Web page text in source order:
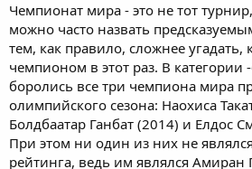
Чемпионат мира - это не тот
можно часто назвать
тем, как правило, сложнее угадать,
чемпионом в этот раз. В категории -
боролись все три чемпиона мира
олимпийского сезона: Наохиса
Болдбаатар Ганбат (2014) и Елдос
При этом ни один из них не
рейтинга, ведь им являлся